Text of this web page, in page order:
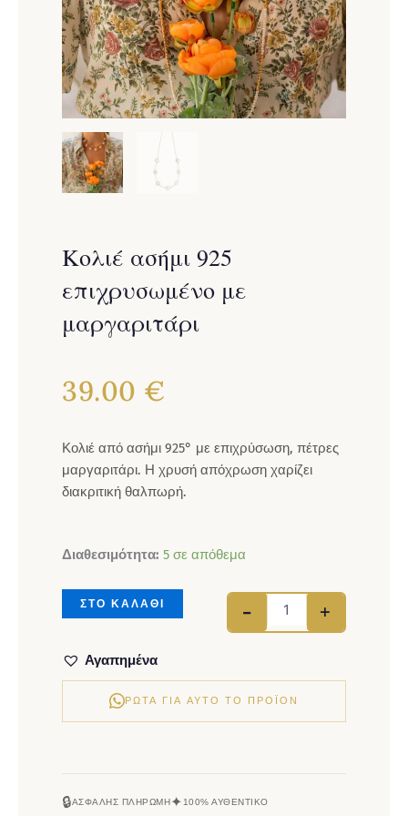
Κολιέ ασήμι 925
επιχρυσωμένο με
μαργαριτάρι
39.00 €
Κολιέ από ασήμι 925° με επιχρύσωση, πέτρες
μαργαριτάρι. Η χρυσή απόχρωση χαρίζει
διακριτική θαλπωρή.
Διαθεσιμότητα: 5 σε απόθεμα
- +
ΣΤΟ ΚΑΛΑΘΙ
Αγαπημένα
ΡΏΤΑ ΓΙΑ ΑΥΤΌ ΤΟ ΠΡΟΪΌΝ
🔒ΑΣΦΑΛΉΣ ΠΛΗΡΩΜΉ✦ 100% ΑΥΘΕΝΤΙΚΌ